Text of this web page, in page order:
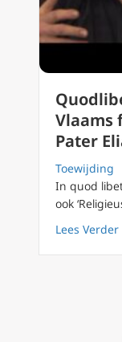
Vlaams
Pater
Toewijding
In quod
ook
Lees Verder